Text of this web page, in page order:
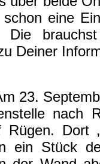
eine
Die
Deiner
23.
nach
Dort
ein Stück